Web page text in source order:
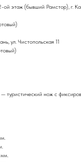
этаж (бывший Рамстор), г.
ул. Чистопольская 11
туристический нож с
мм.